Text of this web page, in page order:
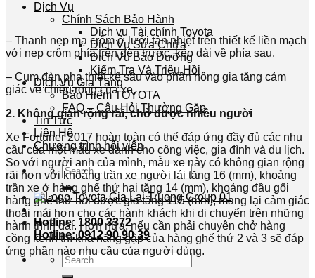
Dịch Vụ
Chính Sách Bảo Hành
Dịch vụ Tài chính Toyota
Dịch Vụ Sửa Chữa
Dịch Vụ Bảo Dưỡng
Kiểm Tra Và Triệu Hồi
Dịch Vụ Gia Tăng
Bảo Hiểm TOYOTA
FAQ – Câu Hỏi Thường Gặp
Tin Tức
Liên Hệ
Chương trình hội viên
Search
for:
Hotline: 1800 3372
Hotline: 0912 90 90 39
Search
for:
– Thanh nẹp mạ crôm ở lưới tản nhiệt trên thiết kế liền mạch
với nẹp crôm phía trên đèn trước, kéo dài về phía sau.
– Cụm đèn pha thiết kế sâu vào phần hông gia tăng cảm
giác về chiều rộng của xe.
2. Không gian rộng rãi, chở được nhiều người
Xe Fortuner 2017 hoàn toàn có thể đáp ứng đầy đủ các nhu
cầu của một mẫu xe dành cho công việc, gia đình và du lịch.
So với người anh của mình, mẫu xe này có không gian rộng
rãi hơn với khoảng trần xe người lái tăng 16 (mm), khoảng
trần xe ở hàng ghế thứ hai tăng 14 (mm), khoảng đầu gối
hàng ghế thứ hai được gia tăng 115 (mm), mang lại cảm giác
thoải mái hơn cho các hành khách khi di chuyển trên những
hành trình dài. Hơn nữa, nếu cần phải chuyên chở hàng
cồng kềnh thì khả năng gập của hàng ghế thứ 2 và 3 sẽ đáp
ứng phần nào nhu cầu của người dùng.